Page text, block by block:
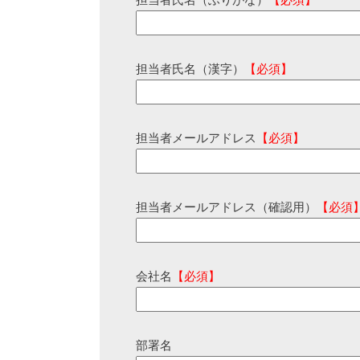
担当者氏名（漢字） 【必須】
担当者メールアドレス 【必須】
担当者メールアドレス（確認用） 【必須
会社名 【必須】
部署名